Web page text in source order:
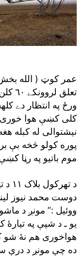
عمر کوټ ( الله
ورځ په انتظار دے
کلى کښې هوا خورى
نيشتوالى له کبله
پوره کولو څخه بې
موم باتيو په رڼا
د
دوست محمد نيوز
ووئيل :” مونږ د
يو ـ د شپې په تيارۀ
هواخورى هم نۀ شو
ده چې مونږ د درې